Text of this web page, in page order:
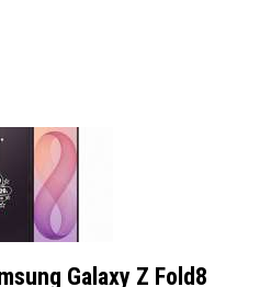
Galaxy Z Fold8